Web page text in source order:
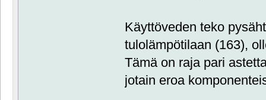
Käyttöveden teko
tulolämpötilaan (163),
Tämä on raja pari
jotain eroa